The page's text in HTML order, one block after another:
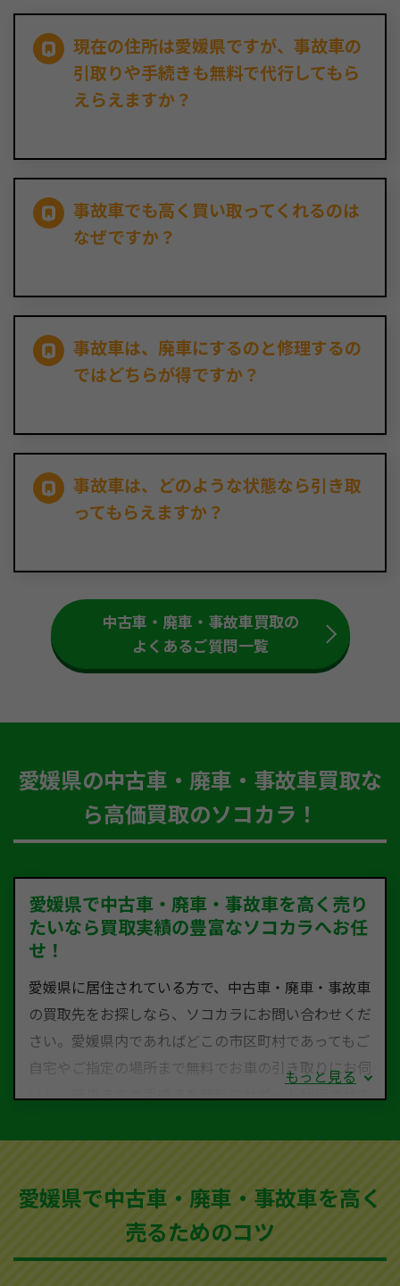
現在の住所は愛媛県ですが、事故車の
引取りや手続きも無料で代行してもら
えらえますか？
事故車でも高く買い取ってくれるのは
なぜですか？
事故車は、廃車にするのと修理するの
ではどちらが得ですか？
事故車は、どのような状態なら引き取
ってもらえますか？
中古車・廃車・事故車買取の
よくあるご質問一覧
愛媛県の中古車・廃車・事故車買取な
ら高価買取のソコカラ！
愛媛県で中古車・廃車・事故車を高く売り
たいなら買取実績の豊富なソコカラへお任
せ！
愛媛県に居住されている方で、中古車・廃車・事故車
の買取先をお探しなら、ソコカラにお問い合わせくだ
さい。愛媛県内であればどこの市区町村であってもご
自宅やご指定の場所まで無料でお車の引き取りにお伺
いし、廃車までの手続きを無料でサポート代行させて
買取可能です。
ソコカラは世界１１０か国に独自の販売ネットワーク
を持ち、国内に自社物流網、自社ヤードをもっている
もっと見る
愛媛県で中古車・廃車・事故車を高く
売るためのコツ